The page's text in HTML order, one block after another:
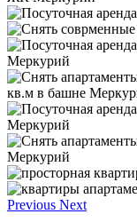
Previous Next